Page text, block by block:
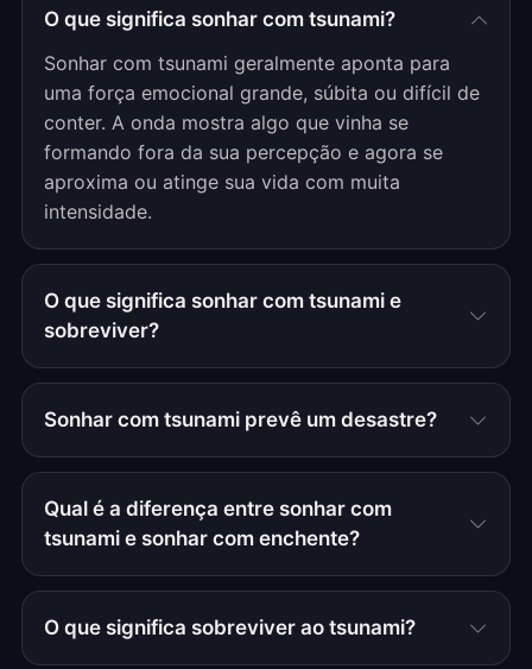
O que significa sonhar com tsunami?
Sonhar com tsunami geralmente aponta para
uma força emocional grande, súbita ou difícil de
conter. A onda mostra algo que vinha se
formando fora da sua percepção e agora se
aproxima ou atinge sua vida com muita
intensidade.
O que significa sonhar com tsunami e
sobreviver?
Sonhar com tsunami prevê um desastre?
Qual é a diferença entre sonhar com
tsunami e sonhar com enchente?
O que significa sobreviver ao tsunami?